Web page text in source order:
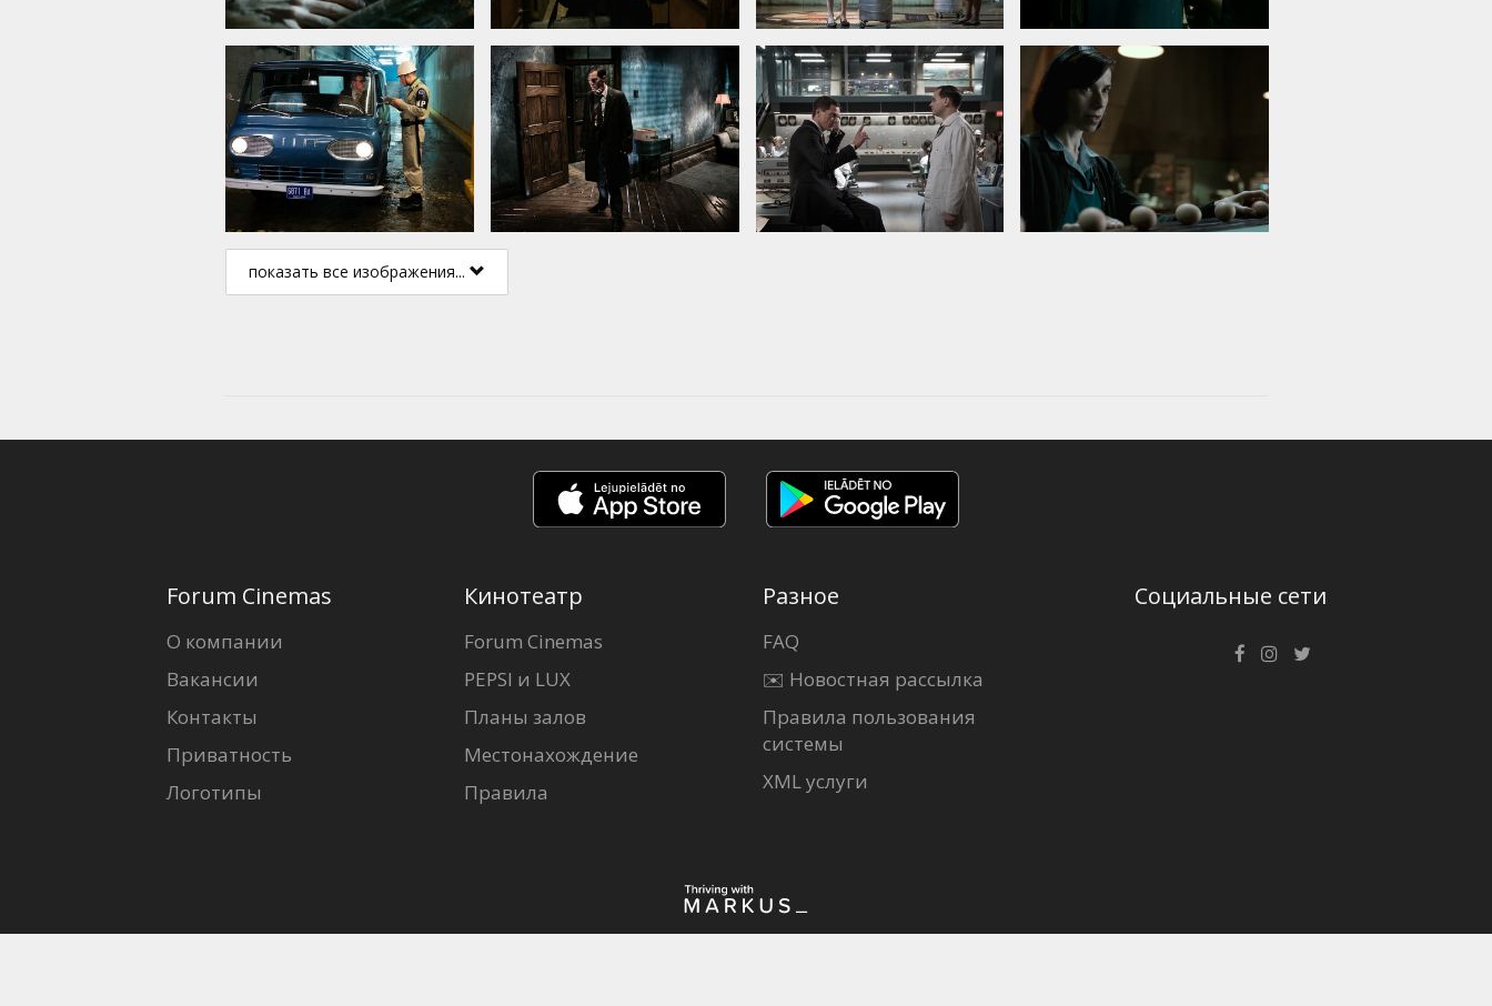
показать все изображения...
Forum Cinemas
О компании
Вакансии
Контакты
Приватность
Логотипы
Кинотеатр
Forum Cinemas
PEPSI и LUX
Планы залов
Местонахождение
Правила
Разное
FAQ
✉️ Новостная рассылка
Правила пользования
системы
XML услуги
Социальные сети